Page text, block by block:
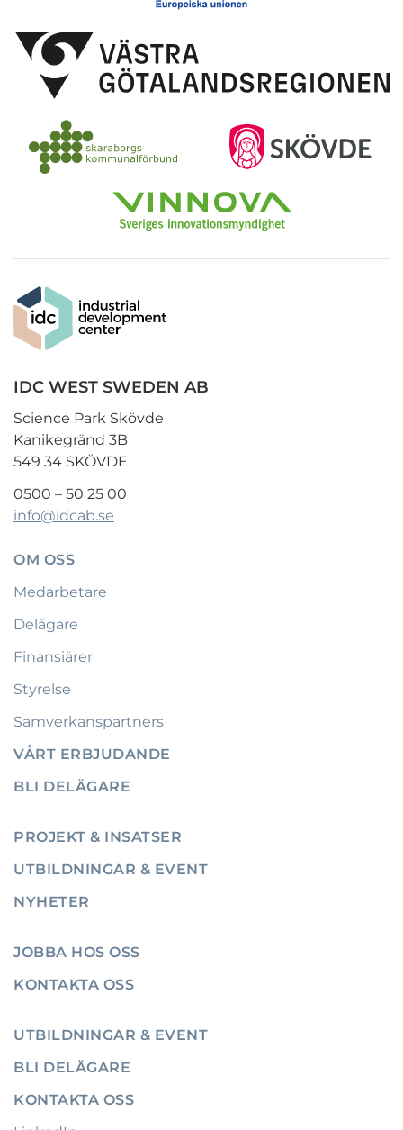
IDC WEST SWEDEN AB
Science Park Skövde
Kanikegränd 3B
549 34 SKÖVDE
0500 – 50 25 00
info@idcab.se
OM OSS
Medarbetare
Delägare
Finansiärer
Styrelse
Samverkanspartners
VÅRT ERBJUDANDE
BLI DELÄGARE
PROJEKT & INSATSER
UTBILDNINGAR & EVENT
NYHETER
JOBBA HOS OSS
KONTAKTA OSS
UTBILDNINGAR & EVENT
BLI DELÄGARE
KONTAKTA OSS